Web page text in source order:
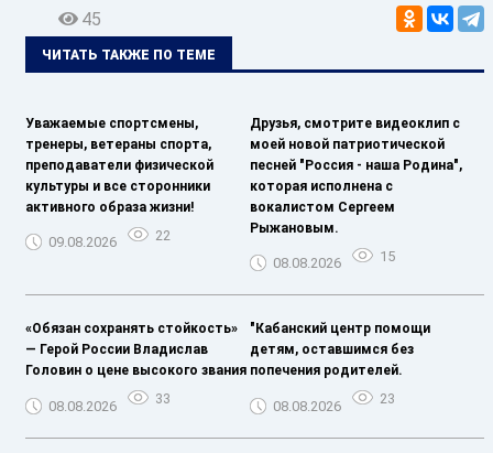
45
ЧИТАТЬ ТАКЖЕ ПО ТЕМЕ
Уважаемые спортсмены,
тренеры, ветераны спорта,
преподаватели физической
культуры и все сторонники
активного образа жизни!
09.08.2026 22
Друзья, смотрите видеоклип с
моей новой патриотической
песней "Россия - наша Родина",
которая исполнена с
вокалистом Сергеем
Рыжановым.
08.08.2026 15
«Обязан сохранять стойкость»
— Герой России Владислав
Головин о цене высокого звания
08.08.2026 33
"Кабанский центр помощи
детям, оставшимся без
попечения родителей.
08.08.2026 23